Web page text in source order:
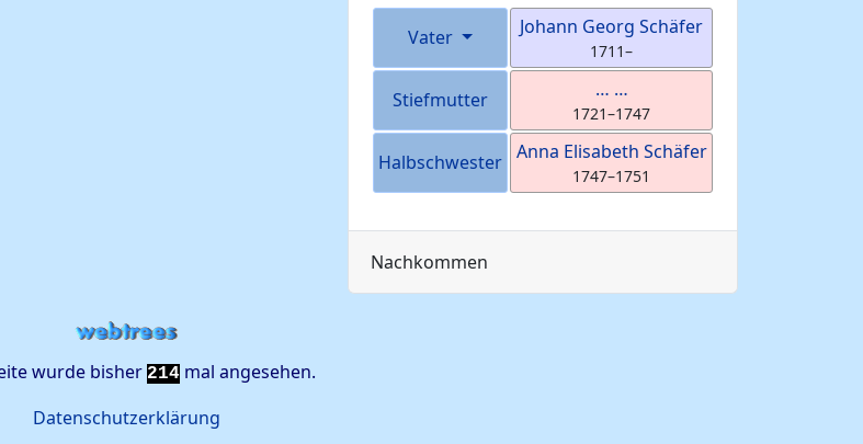
Vater Johann Georg Schäfer
1711–
Stiefmutter … …
1721–1747
Halbschwester Anna Elisabeth Schäfer
1747–1751
Nachkommen
wurde bisher 214 mal angesehen.
Datenschutzerklärung